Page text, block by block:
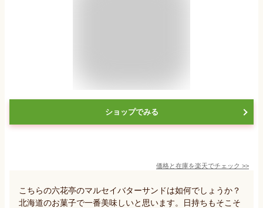
ショップでみる
価格と在庫を楽天でチェック >>
こちらの六花亭のマルセイバターサンドは如何でしょうか？
北海道のお菓子で一番美味しいと思います。日持ちもそこそ